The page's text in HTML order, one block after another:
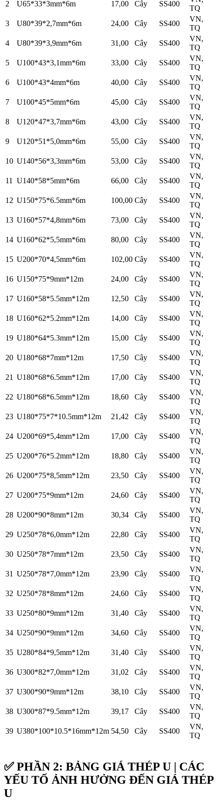
2 U65*33*3mm*6m 17,00 Cây SS400
TQ
3
U80*39*2,7mm*6m 24,00 Cây SS400
VN,
TQ
4
U80*39*3,9mm*6m 31,00 Cây SS400
VN,
TQ
5
U100*43*3,1mm*6m 33,00 Cây SS400
VN,
TQ
6
U100*43*4mm*6m 40,00 Cây SS400
VN,
TQ
7
U100*45*5mm*6m 45,00 Cây SS400
VN,
TQ
8
U120*47*3,7mm*6m 43,00 Cây SS400
VN,
TQ
9
U120*51*5,0mm*6m 55,00 Cây SS400
VN,
TQ
10 U140*56*3,3mm*6m 53,00 Cây SS400
VN,
TQ
11
U140*58*5mm*6m 66,00 Cây SS400
VN,
TQ
12 U150*75*6.5mm*6m 100,00 Cây SS400
VN,
TQ
13 U160*57*4,8mm*6m 73,00 Cây SS400
VN,
TQ
14 U160*62*5,5mm*6m 80,00 Cây SS400
VN,
TQ
15 U200*70*4,5mm*6m 102,00 Cây SS400
VN,
TQ
16 U150*75*9mm*12m 24,00 Cây SS400
VN,
TQ
17 U160*58*5.5mm*12m 12,50 Cây SS400
VN,
TQ
18 U160*62*5.2mm*12m 14,00 Cây SS400
VN,
TQ
19 U180*64*5.3mm*12m 15,00 Cây SS400
VN,
TQ
20 U180*68*7mm*12m 17,50 Cây SS400
VN,
TQ
21 U180*68*6.5mm*12m 17,00 Cây SS400
VN,
TQ
22 U180*68*6.5mm*12m 18,60 Cây SS400
VN,
TQ
23 U180*75*7*10.5mm*12m 21,42 Cây SS400
VN,
TQ
24 U200*69*5,4mm*12m 17,00 Cây SS400
VN,
TQ
25 U200*76*5.2mm*12m 18,80 Cây SS400
VN,
TQ
26 U200*75*8,5mm*12m 23,50 Cây SS400
VN,
TQ
27 U200*75*9mm*12m 24,60 Cây SS400
VN,
TQ
28 U200*90*8mm*12m 30,34 Cây SS400
VN,
TQ
29 U250*78*6,0mm*12m 22,80 Cây SS400
VN,
TQ
30 U250*78*7mm*12m 23,50 Cây SS400
VN,
TQ
31 U250*78*7,0mm*12m 23,90 Cây SS400
VN,
TQ
32 U250*78*8mm*12m 24,60 Cây SS400
VN,
TQ
33 U250*80*9mm*12m 31,40 Cây SS400
VN,
TQ
34 U250*90*9mm*12m 34,60 Cây SS400
VN,
TQ
35 U280*84*9,5mm*12m 31,40 Cây SS400
VN,
TQ
36 U300*82*7,0mm*12m 31,02 Cây SS400
VN,
TQ
37 U300*90*9mm*12m 38,10 Cây SS400
VN,
TQ
38 U300*87*9.5mm*12m 39,17 Cây SS400
VN,
TQ
39 U380*100*10.5*16mm*12m 54,50 Cây SS400
VN,
TQ
✅PHẦN 2: BẢNG GIÁ THÉP U | CÁC
YẾU TỐ ẢNH HƯỞNG ĐẾN GIÁ THÉP
U